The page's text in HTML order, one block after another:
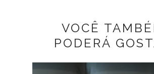
VOCÊ
PODERÁ